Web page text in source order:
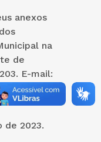
na
de
E-mail:
de
de 2023.